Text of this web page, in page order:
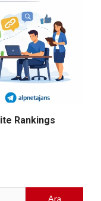
Rankings